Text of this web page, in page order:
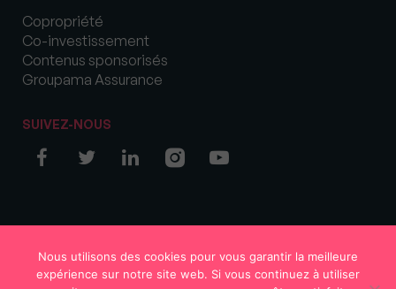
Copropriété
Co-investissement
Contenus sponsorisés
Groupama Assurance
SUIVEZ-NOUS
Nous utilisons des cookies pour vous garantir la meilleure
expérience sur notre site web. Si vous continuez à utiliser